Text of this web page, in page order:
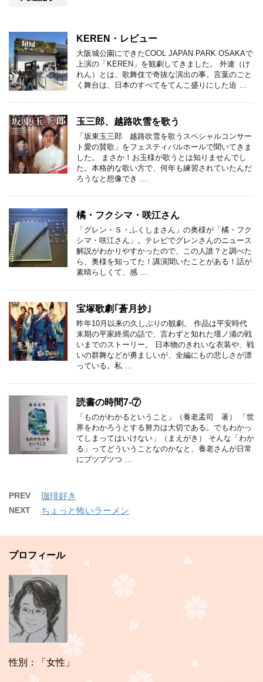
KEREN・レビュー
大阪城公園にできたCOOL JAPAN PARK OSAKAで
上演の「KEREN」を観劇してきました。 外連（け
れん）とは、歌舞伎で奇抜な演出の事。言葉のごと
く舞台は、日本のすべてをてんこ盛りにした迫 …
玉三郎、越路吹雪を歌う
「坂東玉三郎 越路吹雪を歌うスペシャルコンサー
ト愛の賛歌」をフェスティバルホールで聞いてきま
した。 まさか！お玉様が歌うとは知りませんでし
た。本格的な歌い方で、何年も練習されていたんだ
ろうなと想像でき …
橘・フクシマ・咲江さん
「グレン・Ｓ・ふくしまさん」の奥様が「橘・フク
シマ・咲江さん」。テレビでグレンさんのニュース
解説がわかりやすかったので、この人誰？と調べた
ら、奥様を知ってた！講演聞いたことがある！話が
素晴らしくて、感 …
宝塚歌劇｢蒼月抄｣
昨年10月以来の久しぶりの観劇。 作品は平安時代
末期の平家終焉の話で、言わずと知れた壇ノ浦の戦
いまでのストーリー。 日本物のきれいな衣装や、戦
いの群舞などが勇ましいが、全編にもの悲しさが漂
っている。私 …
読書の時間7-⑦
「ものがわかるということ」（養老孟司 著） 「世
界をわかろうとする努力は大切である。でもわかっ
てしまってはいけない」（まえがき） そんな「わか
る」ってどういうことなのかなと、養老さんが日常
にブツブツつ …
PREV 珈琲好き
NEXT ちょっと怖いラーメン
プロフィール
性別：「女性」